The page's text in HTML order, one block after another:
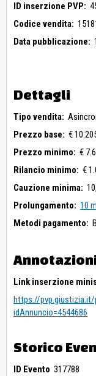
ID inserzione PVP:
Codice vendita:
Data pubblicazione:
Dettagli
Tipo vendita:
Prezzo base: €
Prezzo minimo: €
Rilancio minimo: €
Cauzione minima:
Prolungamento: 10
Metodi pagamento:
Annotazioni
Link inserzione
https://
idAnnuncio=4544686
Storico
ID Evento 317788